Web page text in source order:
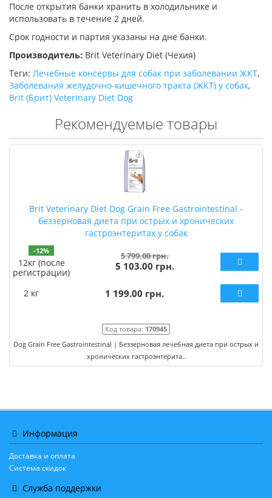
После открытия банки хранить в холодильнике и
использовать в течение 2 дней.
Срок годности и партия указаны на дне банки.
Производитель: Brit Veterinary Diet (Чехия)
Теги: Лечебные консервы для собак при заболевании ЖКТ,
Заболевания желудочно-кишечного тракта (ЖКТ) у собак,
Brit (Брит) Veterinary Diet Dog
Рекомендуемые товары
Brit Veterinary Diet Dog Grain Free Gastrointestinal -
беззерновая диета при острых и хронических
гастроэнтеритах у собак
-12%
12кг (после
регистрации)
5 799.00 грн.
5 103.00 грн.
2 кг 1 199.00 грн.
Код товара: 170945
Dog Grain Free Gastrointestinal | Беззерновая лечебная диета при острых и
хронических гастроэнтерита..
Информация
Доставка и оплата
Система скидок
Служба поддержки